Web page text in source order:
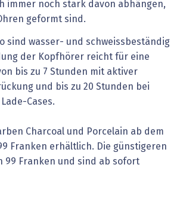
immer noch stark davon abhängen,
geformt sind.
sind wasser- und schweissbeständig
der Kopfhörer reicht für eine
bis zu 7 Stunden mit aktiver
und bis zu 20 Stunden bei
Cases.
Charcoal und Porcelain ab dem
Franken erhältlich. Die günstigeren
99 Franken und sind ab sofort